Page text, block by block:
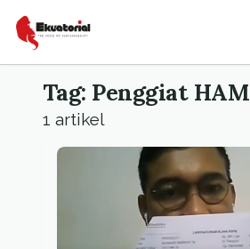
Tag: Penggiat HAM
1 artikel